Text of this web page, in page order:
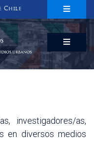
Chile
URBANOS
Y ESTUDIOS URBANOS
investigadores/as,
en diversos medios